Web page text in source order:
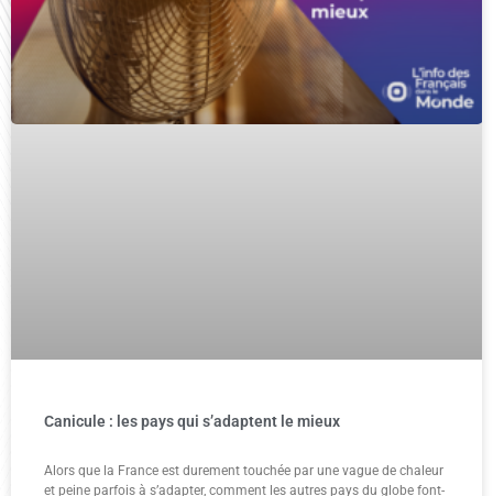
Canicule : les pays qui s’adaptent le mieux
Alors que la France est durement touchée par une vague de chaleur
et peine parfois à s’adapter, comment les autres pays du globe font-